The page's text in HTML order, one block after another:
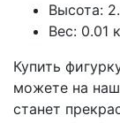
Высота:
Вес: 0.01
Купить
можете на
станет